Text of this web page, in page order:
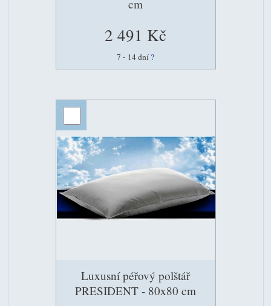
cm
2 491 Kč
7 - 14 dní ?
Luxusní péřový polštář
PRESIDENT - 80x80 cm